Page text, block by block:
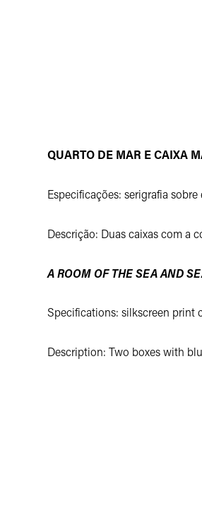
QUARTO DE MAR E CAIXA
Especificações: serigrafia
Descrição: Duas caixas com a
A ROOM OF THE SEA AND
Specifications: silkscreen print
Description: Two boxes with